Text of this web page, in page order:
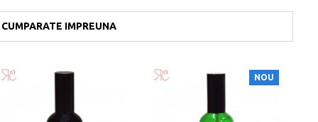
CUMPARATE IMPREUNA
NOU